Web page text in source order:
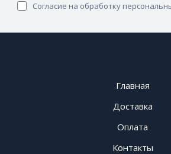
Согласие на обработку
Главная
Доставка
Оплата
Контакты